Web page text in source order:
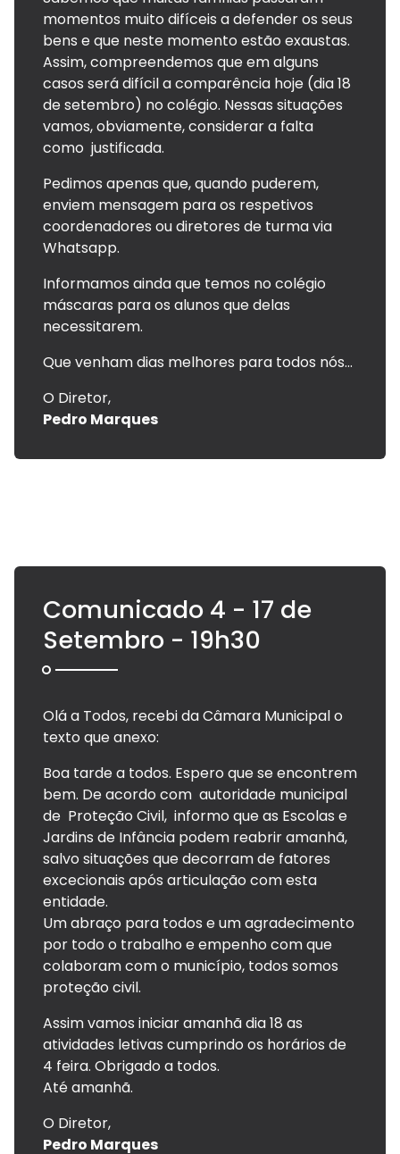
momentos muito difíceis a defender os seus
bens e que neste momento estão exaustas.
Assim, compreendemos que em alguns
casos será difícil a comparência hoje (dia 18
de setembro) no colégio. Nessas situações
vamos, obviamente, considerar a falta
como justificada.
Pedimos apenas que, quando puderem,
enviem mensagem para os respetivos
coordenadores ou diretores de turma via
Whatsapp.
Informamos ainda que temos no colégio
máscaras para os alunos que delas
necessitarem.
Que venham dias melhores para todos nós...
O Diretor,
Pedro Marques
Comunicado 4 - 17 de
Setembro - 19h30
Olá a Todos, recebi da Câmara Municipal o
texto que anexo:
Boa tarde a todos. Espero que se encontrem
bem. De acordo com autoridade municipal
de Proteção Civil, informo que as Escolas e
Jardins de Infância podem reabrir amanhã,
salvo situações que decorram de fatores
excecionais após articulação com esta
entidade.
Um abraço para todos e um agradecimento
por todo o trabalho e empenho com que
colaboram com o município, todos somos
proteção civil.
Assim vamos iniciar amanhã dia 18 as
atividades letivas cumprindo os horários de
4 feira. Obrigado a todos.
Até amanhã.
O Diretor,
Pedro Marques